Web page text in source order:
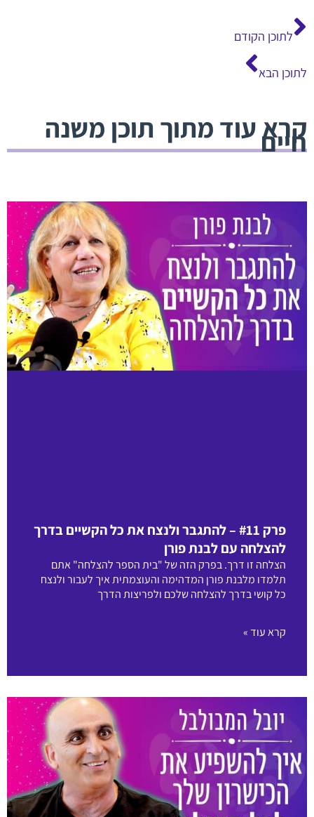
לתוכן הקודם
לתוכן הבא
קרא עוד מתוך תוכן משנה
חיים
פרק #11 – להתגבר ולנצח את כל הקשיים בדרך
להצלחה עם לבנת פורן
הצלחה זו דרך. בפרק הזה של "בית הספר להצלחה" אתם
תלמדו מלבנת פורן המדהימה והעוצמתית איך לעבור ולנצח
כל קושי בדרך להצלחה שלכם ולפריצות הדרך
קרא עוד »